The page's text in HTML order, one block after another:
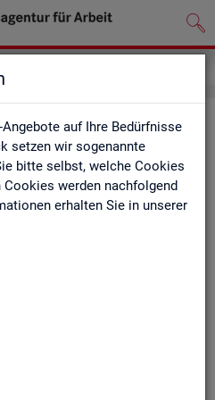
auf Ihre Bedürfnisse
setzen wir sogenannte
bitte selbst, welche Cookies
werden nachfolgend
erhalten Sie in unserer
Sta­tis­tik der Bun­
Ar­beit (BA)
Her­aus­ge­ber
für Ar­beit
der BA sowie die Pro­duk­te
geis­ti­gen Ei­gen­tum der BA und